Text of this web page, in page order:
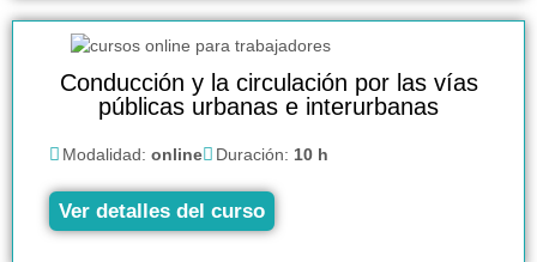
Conducción y la circulación por las vías
públicas urbanas e interurbanas
Modalidad: online Duración: 10 h
Ver detalles del curso